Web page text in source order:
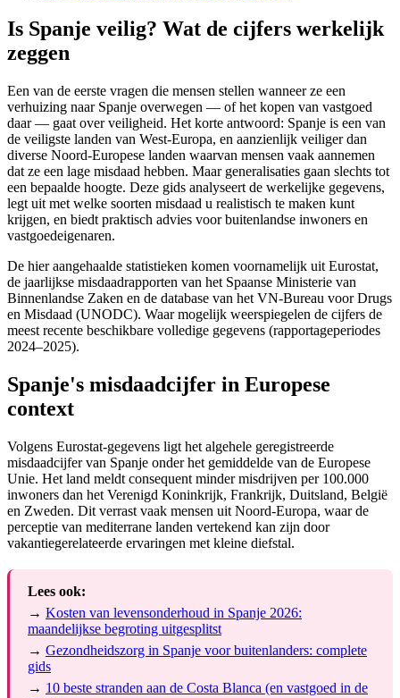
Is Spanje veilig? Wat de cijfers werkelijk
zeggen
Een van de eerste vragen die mensen stellen wanneer ze een
verhuizing naar Spanje overwegen — of het kopen van vastgoed
daar — gaat over veiligheid. Het korte antwoord: Spanje is een van
de veiligste landen van West-Europa, en aanzienlijk veiliger dan
diverse Noord-Europese landen waarvan mensen vaak aannemen
dat ze een lage misdaad hebben. Maar generalisaties gaan slechts tot
een bepaalde hoogte. Deze gids analyseert de werkelijke gegevens,
legt uit met welke soorten misdaad u realistisch te maken kunt
krijgen, en biedt praktisch advies voor buitenlandse inwoners en
vastgoedeigenaren.
De hier aangehaalde statistieken komen voornamelijk uit Eurostat,
de jaarlijkse misdaadrapporten van het Spaanse Ministerie van
Binnenlandse Zaken en de database van het VN-Bureau voor Drugs
en Misdaad (UNODC). Waar mogelijk weerspiegelen de cijfers de
meest recente beschikbare volledige gegevens (rapportageperiodes
2024–2025).
Spanje's misdaadcijfer in Europese
context
Volgens Eurostat-gegevens ligt het algehele geregistreerde
misdaadcijfer van Spanje onder het gemiddelde van de Europese
Unie. Het land meldt consequent minder misdrijven per 100.000
inwoners dan het Verenigd Koninkrijk, Frankrijk, Duitsland, België
en Zweden. Dit verrast vaak mensen uit Noord-Europa, waar de
perceptie van mediterrane landen vertekend kan zijn door
vakantiegerelateerde ervaringen met kleine diefstal.
Lees ook:
→ Kosten van levensonderhoud in Spanje 2026:
maandelijkse begroting uitgesplitst
→ Gezondheidszorg in Spanje voor buitenlanders: complete
gids
→ 10 beste stranden aan de Costa Blanca (en vastgoed in de